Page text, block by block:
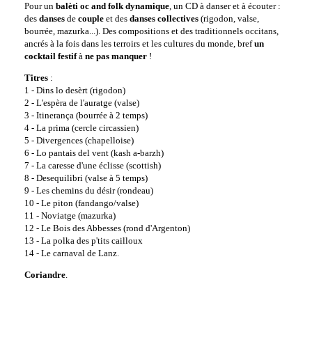
Pour un balèti oc and folk dynamique, un CD à danser et à écouter :
des danses de couple et des danses collectives (rigodon, valse,
bourrée, mazurka...). Des compositions et des traditionnels occitans,
ancrés à la fois dans les terroirs et les cultures du monde, brefun
cocktail festifà ne pas manquer !
Titres :
1 - Dins lo desèrt (rigodon)
2 - L'espèra de l'auratge (valse)
3 - Itinerança (bourrée à 2 temps)
4 - La prima (cercle circassien)
5 - Divergences (chapelloise)
6 - Lo pantais del vent (kash a-barzh)
7 - La caresse d'une éclisse (scottish)
8 - Desequilibri (valse à 5 temps)
9 - Les chemins du désir (rondeau)
10 - Le piton (fandango/valse)
11 - Noviatge (mazurka)
12 - Le Bois des Abbesses (rond d'Argenton)
13 - La polka des p'tits cailloux
14 - Le carnaval de Lanz.
Coriandre.